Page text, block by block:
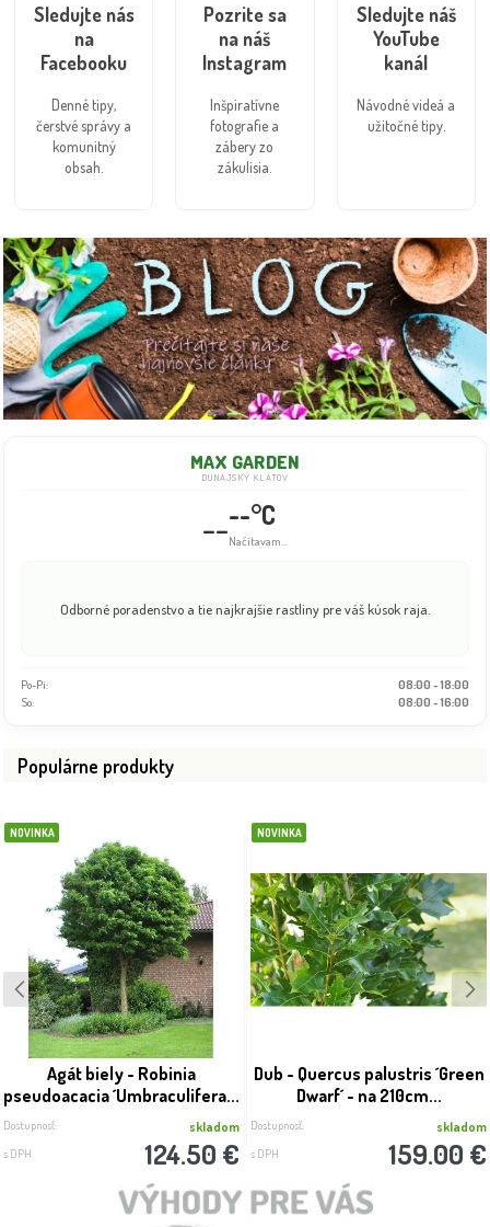
MAX GARDEN
DUNAJSKÝ KLÁTOV
--°C
Info dočasne nedostupné
Odborné poradenstvo a tie najkrajšie rastliny pre váš kúsok raja.
Po-Pi:
08:00 - 18:00
So:
08:00 - 16:00
Populárne produkty
NOVINKA
Agát biely - Robinia
pseudoacacia ´Umbraculifera...
Dostupnosť: skladom
s DPH 124.50 €
NOVINKA
Dub - Quercus palustris ´Green
Dwarf´ - na 210cm...
Dostupnosť: skladom
s DPH 159.00 €
Sledujte nás
na
Facebooku
Denné tipy,
čerstvé správy a
komunitný
obsah.
Pozrite sa
na náš
Instagram
Inšpiratívne
fotografie a
zábery zo
zákulisia.
Sledujte náš
YouTube
kanál
Návodné videá a
užitočné tipy.